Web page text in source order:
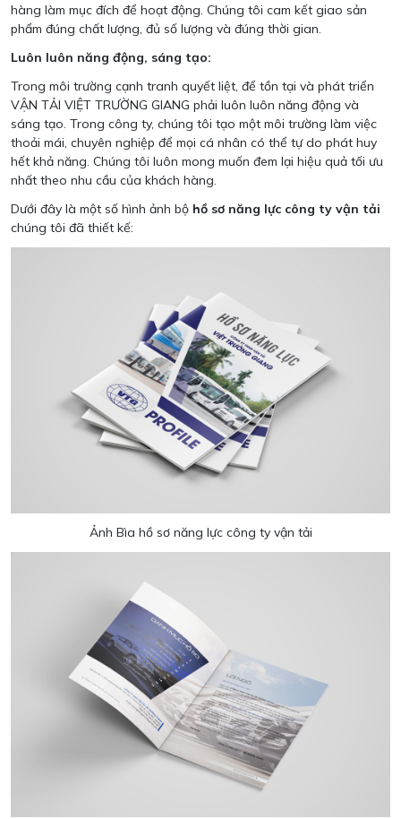
hàng làm mục đích để hoạt động. Chúng tôi cam kết giao sản
phẩm đúng chất lượng, đủ số lượng và đúng thời gian.
Luôn luôn năng động, sáng tạo:
Trong môi trường cạnh tranh quyết liệt, để tồn tại và phát triển
VẬN TẢI VIỆT TRƯỜNG GIANG phải luôn luôn năng động và
sáng tạo. Trong công ty, chúng tôi tạo một môi trường làm việc
thoải mái, chuyên nghiệp để mọi cá nhân có thể tự do phát huy
hết khả năng. Chúng tôi luôn mong muốn đem lại hiệu quả tối ưu
nhất theo nhu cầu của khách hàng.
Dưới đây là một số hình ảnh bộ hồ sơ năng lực công ty vận tải
chúng tôi đã thiết kế:
Ảnh Bìa hồ sơ năng lực công ty vận tải